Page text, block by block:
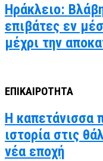
Ηράκλειο:
επιβάτες εν
μέχρι την
ΕΠΙΚΑΙΡΟΤΗΤΑ
Η καπετάνισσα
ιστορία στις
νέα εποχή